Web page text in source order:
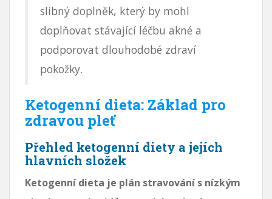
slibný doplněk, který by mohl
doplňovat stávající léčbu akné a
podporovat dlouhodobé zdraví
pokožky.
Ketogenní dieta: Základ pro
zdravou pleť
Přehled ketogenní diety a jejích
hlavních složek
Ketogenní dieta je plán stravování s nízkým